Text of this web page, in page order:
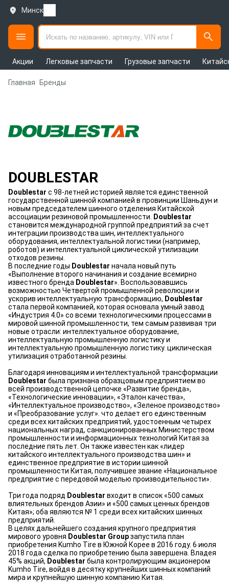
Минск
Акции Легковые запчасти Грузовые запчасти
Главная Бренды
DOUBLESTAR
Doublestar с 98-летней историей является единственной
государственной шинной компанией в провинции Шаньдун и
новым председателем шинного отделения Китайской
ассоциации резиновой промышленности.
Doublestar
становится международной группой предприятий за счет
интеграции производства шин, интеллектуального
оборудования, интеллектуальной логистики (например,
роботов) и интеллектуальной циклической утилизации
отходов резины.
В последние годы Doublestar начала новый путь
«Выполнение второго начинания и создание всемирно
известного бренда Doublestar». Воспользовавшись
возможностью Четвертой промышленной революции и
ускорив интеллектуальную трансформацию, Doublestar
стала первой компанией, которая основала умный завод
«Индустрия 4.0» со всеми технологическими процессами в
мировой шинной промышленности, тем самым развивая три
новые отрасли: интеллектуальное оборудование,
интеллектуальную промышленную логистику и
интеллектуальную промышленную логистику. циклическая
утилизация отработанной резины.
Благодаря инновациям и интеллектуальной трансформации
Doublestar была признана образцовым предприятием во
всей производственной цепочке «Развитие бренда»,
«Технологические инновации», «Эталон качества»,
«Интеллектуальное производство», «Зеленое производство»
и «Преобразование услуг». что делает его единственным
среди всех китайских предприятий, удостоенным четырех
национальных наград, санкционированных Министерством
промышленности и информационных технологий Китая за
последние пять лет. Он также известен как «лидер
китайского интеллектуального производства шин» и
единственное предприятие в истории шинной
промышленности Китая, получившее звание «Национальное
предприятие с передовой моделью производительности».
Три года подряд Doublestar входит в список «500 самых
влиятельных брендов Азии» и «500 самых ценных брендов
Китая»; оба являются № 1 среди всех китайских шинных
предприятий.
В целях дальнейшего создания крупного предприятия
мирового уровня Doublestar Groupзапустила план
приобретения Kumho Tire в Южной Корее в 2016 году. 6 июля
2018 года сделка по приобретению была завершена. Владея
45% акций, Doublestar была контролирующим акционером
Kumho Tire, войдя в десятку крупнейших шинных компаний
мира и крупнейшую шинную компанию Китая.